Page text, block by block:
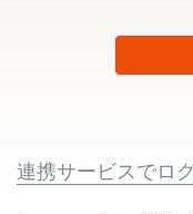
連携サービスでロ